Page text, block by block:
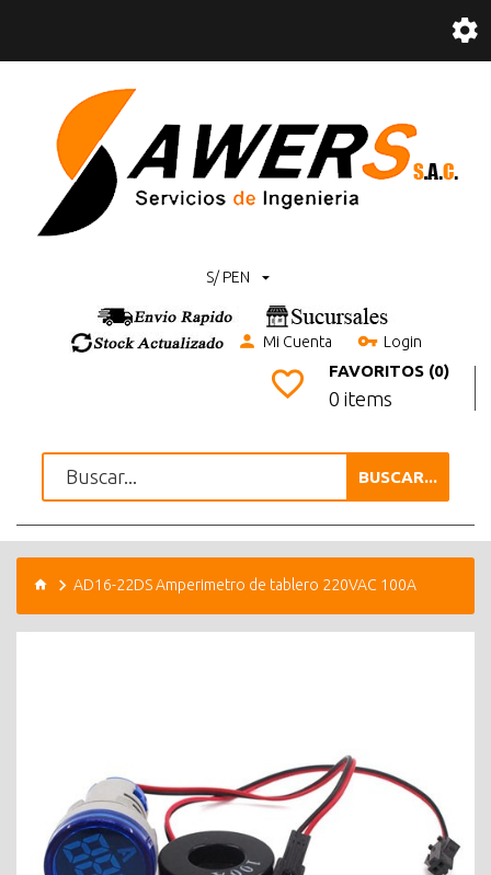
S/ PEN
Mi Cuenta Login
FAVORITOS (0)
0 items
BUSCAR...
AD16-22DS Amperimetro de tablero 220VAC 100A